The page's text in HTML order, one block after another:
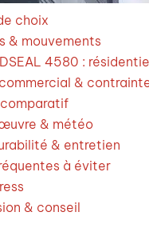
choix
& mouvements
4580 :
&
& météo
& entretien
à éviter
& conseil